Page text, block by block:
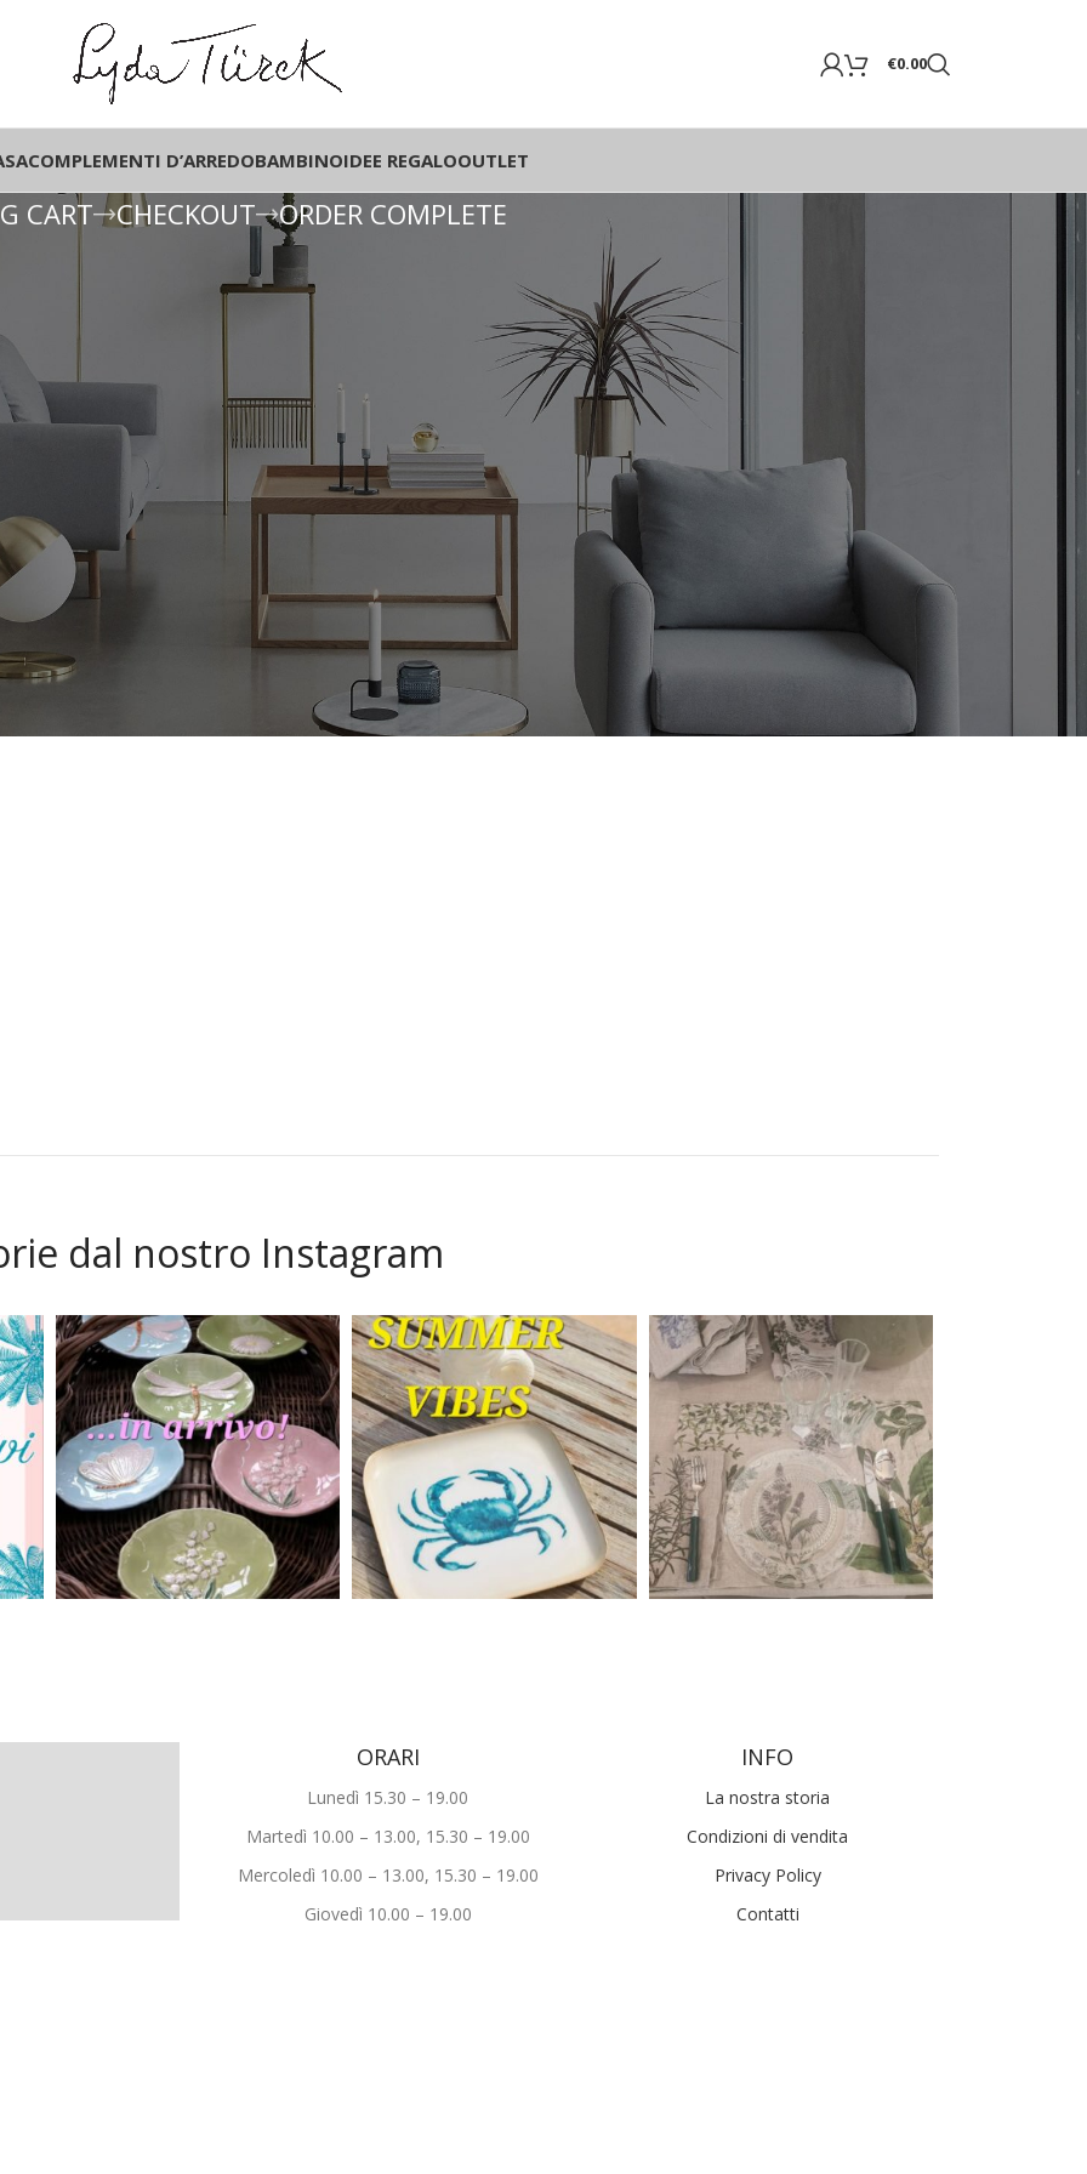
€0.00
COMPLEMENTI D’ARREDOBAMBINOIDEE REGALOOUTLET
CART CHECKOUT ORDER COMPLETE
cart.
dal nostro Instagram
ORARI
Lunedì 15.30 – 19.00
Martedì 10.00 – 13.00, 15.30 – 19.00
Mercoledì 10.00 – 13.00, 15.30 – 19.00
Giovedì 10.00 – 19.00
INFO
La nostra storia
Condizioni di vendita
Privacy Policy
Contatti